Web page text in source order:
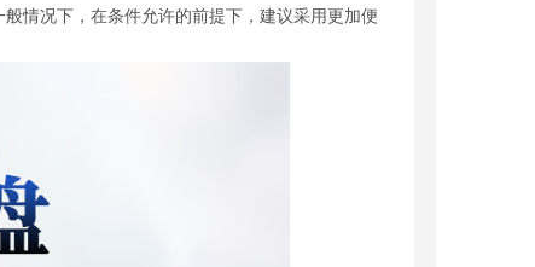
况下，在条件允许的前提下，建议采用更加便